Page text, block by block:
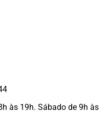
às 19h. Sábado de 9h às